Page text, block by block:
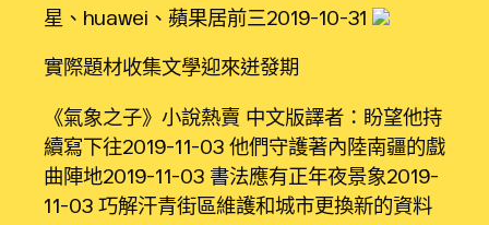
星、huawei、蘋果居前三2019-10-31
實際題材收集文學迎來迸發期
《氣象之子》小說熱賣 中文版譯者：盼望他持
續寫下往2019-11-03 他們守護著內陸南疆的戲
曲陣地2019-11-03 書法應有正年夜景象2019-
11-03 巧解汗青街區維護和城市更換新的資料